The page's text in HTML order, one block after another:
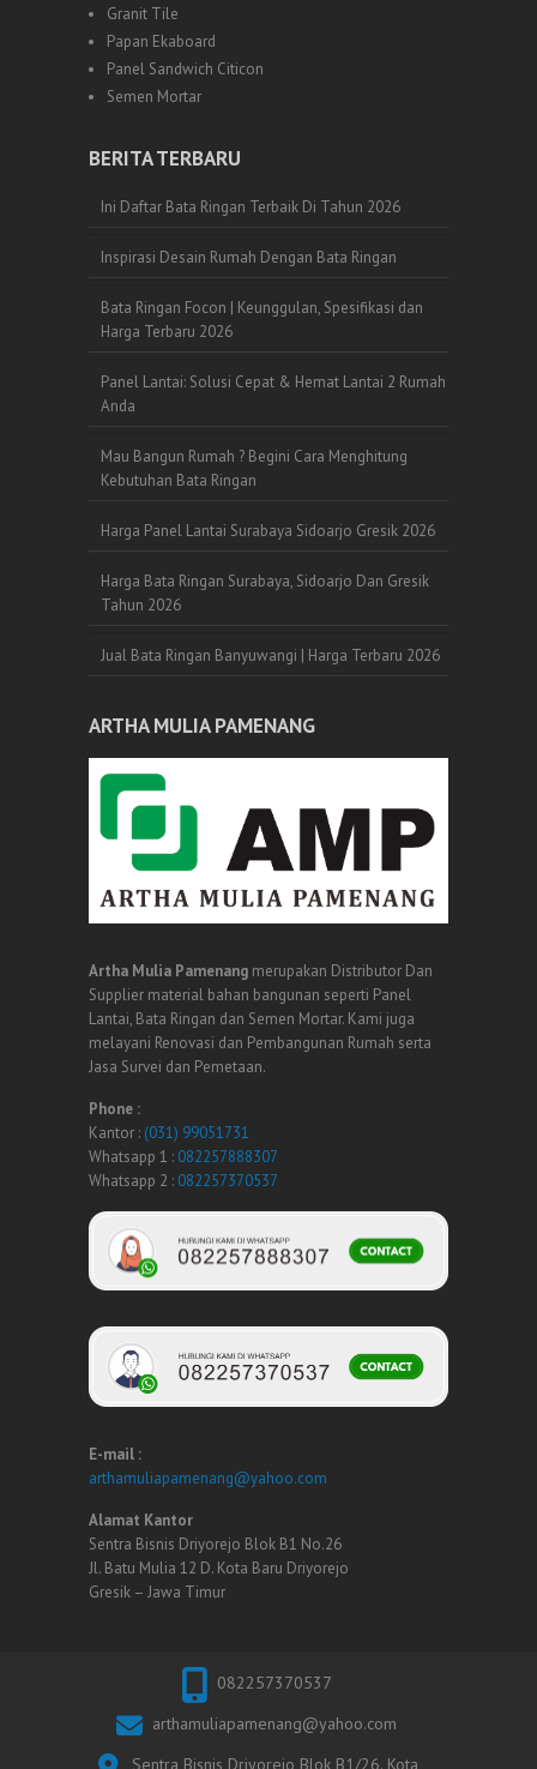
Granit Tile
Papan Ekaboard
Panel Sandwich Citicon
Semen Mortar
BERITA TERBARU
Ini Daftar Bata Ringan Terbaik Di Tahun 2026
Inspirasi Desain Rumah Dengan Bata Ringan
Bata Ringan Focon | Keunggulan, Spesifikasi dan
Harga Terbaru 2026
Panel Lantai: Solusi Cepat & Hemat Lantai 2 Rumah
Anda
Mau Bangun Rumah ? Begini Cara Menghitung
Kebutuhan Bata Ringan
Harga Panel Lantai Surabaya Sidoarjo Gresik 2026
Harga Bata Ringan Surabaya, Sidoarjo Dan Gresik
Tahun 2026
Jual Bata Ringan Banyuwangi | Harga Terbaru 2026
ARTHA MULIA PAMENANG
Artha Mulia Pamenang merupakan Distributor Dan
Supplier material bahan bangunan seperti Panel
Lantai, Bata Ringan dan Semen Mortar. Kami juga
melayani Renovasi dan Pembangunan Rumah serta
Jasa Survei dan Pemetaan.
Phone :
Kantor : (031) 99051731
Whatsapp 1 : 082257888307
Whatsapp 2 : 082257370537
E-mail :
arthamuliapamenang@yahoo.com
Alamat Kantor
Sentra Bisnis Driyorejo Blok B1 No.26
Jl. Batu Mulia 12 D. Kota Baru Driyorejo
Gresik – Jawa Timur
082257370537
arthamuliapamenang@yahoo.com
Sentra Bisnis Driyorejo Blok B1/26. Kota